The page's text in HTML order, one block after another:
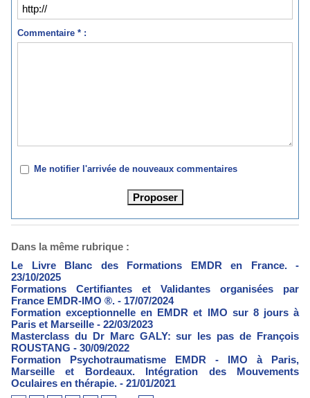
Commentaire * :
Me notifier l'arrivée de nouveaux commentaires
Dans la même rubrique :
Le Livre Blanc des Formations EMDR en France.
-
23/10/2025
Formations Certifiantes et Validantes organisées par
France EMDR-IMO ®. - 17/07/2024
Formation exceptionnelle en EMDR et IMO sur 8 jours à
Paris et Marseille - 22/03/2023
Masterclass du Dr Marc GALY: sur les pas de François
ROUSTANG - 30/09/2022
Formation Psychotraumatisme EMDR - IMO à Paris,
Marseille et Bordeaux. Intégration des Mouvements
Oculaires en thérapie. - 21/01/2021